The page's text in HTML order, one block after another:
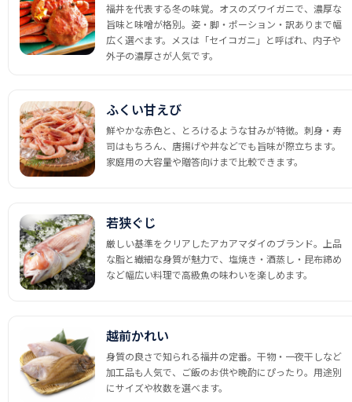
福井を代表する冬の味覚。オスのズワイガニで、濃厚な
旨味と味噌が格別。姿・脚・ポーション・訳ありまで幅
広く選べます。メスは「セイコガニ」と呼ばれ、内子や
外子の濃厚さが人気です。
ふくい甘えび
鮮やかな赤色と、とろけるような甘みが特徴。刺身・寿
司はもちろん、唐揚げや丼などでも旨味が際立ちます。
家庭用の大容量や贈答向けまで比較できます。
若狭ぐじ
厳しい基準をクリアしたアカアマダイのブランド。上品
な脂と繊細な身質が魅力で、塩焼き・酒蒸し・昆布締め
など幅広い料理で高級魚の味わいを楽しめます。
越前かれい
身質の良さで知られる福井の定番。干物・一夜干しなど
加工品も人気で、ご飯のお供や晩酌にぴったり。用途別
にサイズや枚数を選べます。